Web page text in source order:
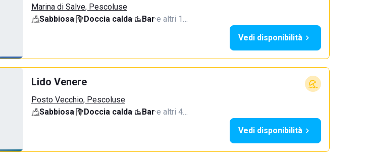
Marina di Salve, Pescoluse
Sabbiosa· Doccia calda· Bar·e altri 1…
Vedi disponibilità
Lido Venere
Posto Vecchio, Pescoluse
Sabbiosa· Doccia calda· Bar·e altri 4…
Vedi disponibilità